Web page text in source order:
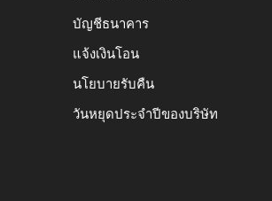
บัญชีธนาคาร
แจ้งเงินโอน
นโยบายรับคืน
วันหยุดประจำปีของบริษัท